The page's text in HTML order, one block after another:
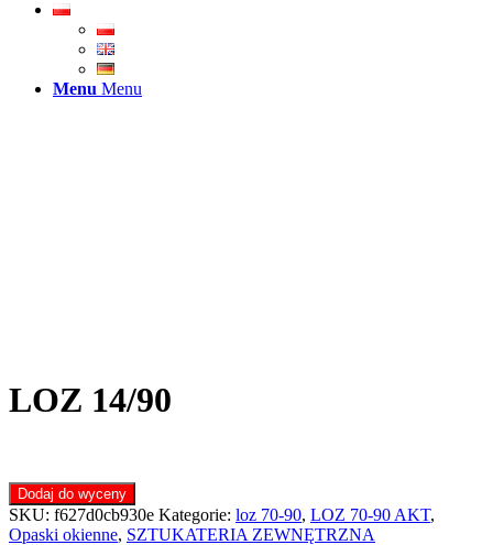
Menu Menu
LOZ 14/90
Dodaj do wyceny
SKU: f627d0cb930e Kategorie: loz 70-90, LOZ 70-90 AKT,
Opaski okienne, SZTUKATERIA ZEWNĘTRZNA